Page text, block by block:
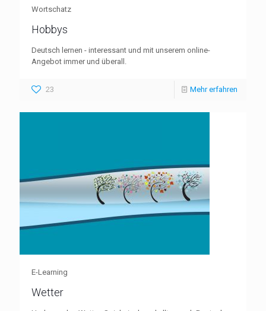
Wortschatz
Hobbys
Deutsch lernen - interessant und mit unserem online-
Angebot immer und überall.
23 Mehr erfahren
E-Learning
Wetter